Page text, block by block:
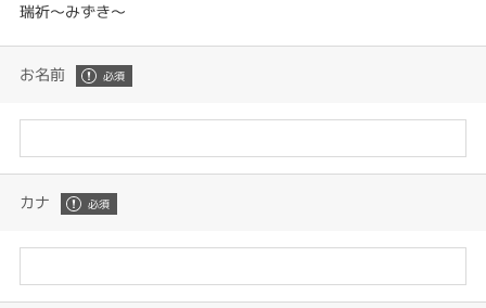
瑞祈〜みずき〜
お名前
カナ